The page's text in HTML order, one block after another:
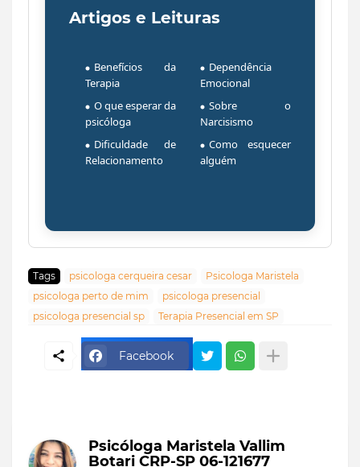
Artigos e Leituras
Benefícios da
Terapia
O que esperar da
psicóloga
Dificuldade de
Relacionamento
Dependência
Emocional
Sobre o
Narcisismo
Como esquecer
alguém
Tags psicologa cerqueira cesar
Psicologa Maristela
psicologa perto de mim
psicologa presencial
psicologa presencial sp
Terapia Presencial em SP
Facebook
Psicóloga Maristela Vallim
Botari CRP-SP 06-121677